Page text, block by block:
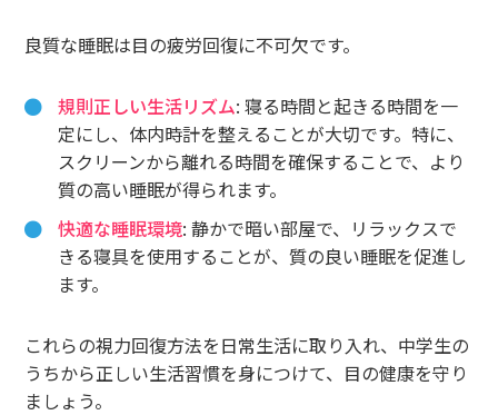
良質な睡眠は目の疲労回復に不可欠です。
規則正しい生活リズム: 寝る時間と起きる時間を一
定にし、体内時計を整えることが大切です。特に、
スクリーンから離れる時間を確保することで、より
質の高い睡眠が得られます。
快適な睡眠環境: 静かで暗い部屋で、リラックスで
きる寝具を使用することが、質の良い睡眠を促進し
ます。
これらの視力回復方法を日常生活に取り入れ、中学生の
うちから正しい生活習慣を身につけて、目の健康を守り
ましょう。